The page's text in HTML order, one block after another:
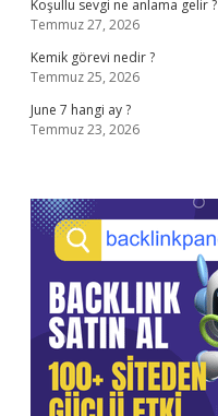
Koşullu sevgi ne anlama gelir ?
Temmuz 27, 2026
Kemik görevi nedir ?
Temmuz 25, 2026
June 7 hangi ay ?
Temmuz 23, 2026